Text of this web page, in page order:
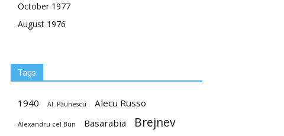
October 1977
August 1976
Tags
1940 Al. Păunescu Alecu Russo
Alexandru cel Bun Basarabia Brejnev